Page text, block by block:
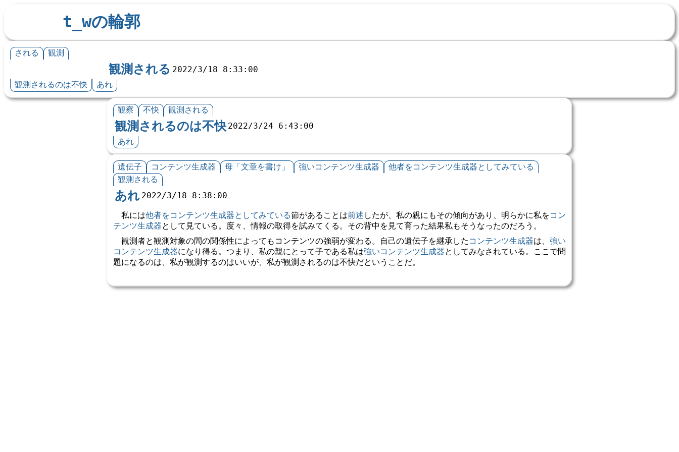
t_wの輪郭
される 観測
観測される 2022/3/18 8:33:00
観測されるのは不快
あれ
観察 不快 観測される
観測されるのは不快 2022/3/24 6:43:00
あれ
遺伝子 コンテンツ生成器 母「文章を書け」 強いコンテンツ生成器
他者をコンテンツ生成器としてみている
観測される
あれ 2022/3/18 8:38:00
私には他者をコンテンツ生成器としてみている節があることは前述 したが、私の親にもその傾向があり、明らかに私をコン
テンツ生成器として見ている。度々、情報の取得を試みてくる。その背中を見て育った結果私もそうなったのだろう。
観測者と観測対象の間の関係性によってもコンテンツの強弱が変わる。自己の遺伝子を継承した コンテンツ生成器は、 強い
コンテンツ生成器になり得る。つまり、私の親にとって子である私は強いコンテンツ生成器としてみなされている。ここで問
題になるのは、私が観測するのはいいが、私が観測されるのは不快だということだ。